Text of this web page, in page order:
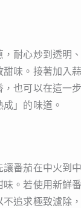
耐心炒到透明
味。接著加入
也可以在這一
」的味道。
番茄在中火到
。若使用新鮮
追求極致濾除